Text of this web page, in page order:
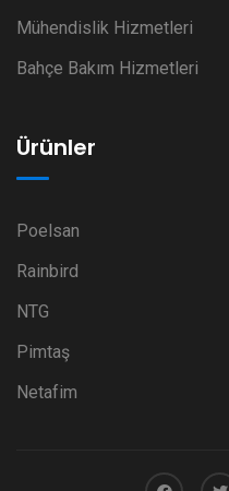
Mühendislik Hizmetleri
Bahçe Bakım Hizmetleri
Ürünler
Poelsan
Rainbird
NTG
Pimtaş
Netafim